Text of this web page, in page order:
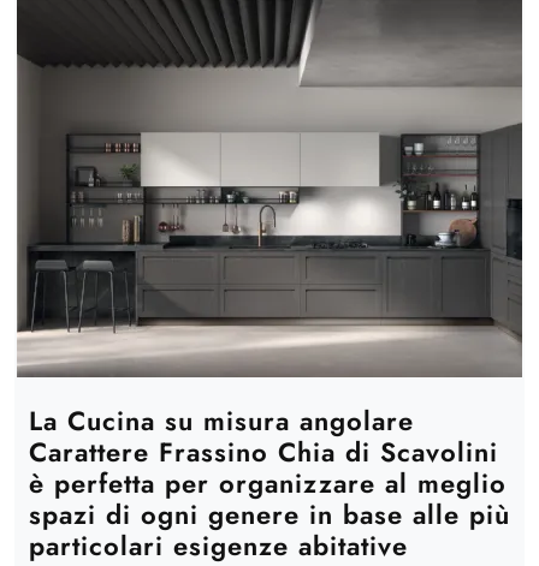
La Cucina su misura angolare
Carattere Frassino Chia di Scavolini
è perfetta per organizzare al meglio
spazi di ogni genere in base alle più
particolari esigenze abitative